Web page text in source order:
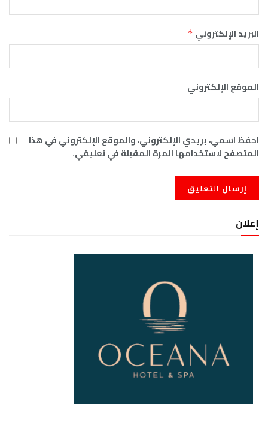
البريد الإلكتروني *
الموقع الإلكتروني
احفظ اسمي، بريدي الإلكتروني، والموقع الإلكتروني في هذا
المتصفح لاستخدامها المرة المقبلة في تعليقي.
إعلان